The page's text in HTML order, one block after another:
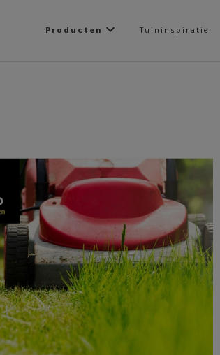
Producten Tuininspiratie